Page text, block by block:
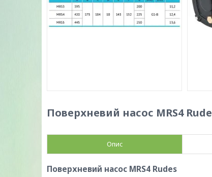
Поверхневий насос MRS4
Опис
Поверхневий насос MRS4 Rudes